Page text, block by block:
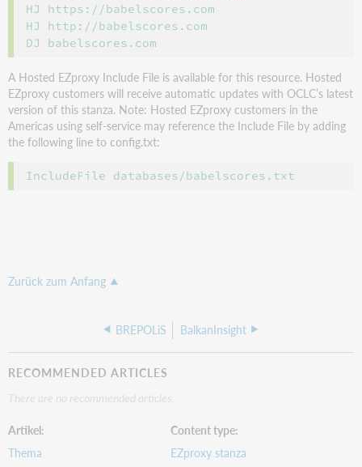
HJ https://babelscores.com
HJ http://babelscores.com
A Hosted EZproxy Include File is available for this resource. Hosted
EZproxy customers will receive automatic updates with OCLC’s latest
version of this stanza. Note: Hosted EZproxy customers in the
Americas using self-service may reference the Include File by adding
the following line to config.txt:
Zurück zum Anfang
BREPOLiS BalkanInsight
RECOMMENDED ARTICLES
There are no recommended articles.
Artikel
Thema
Content type
EZproxy stanza